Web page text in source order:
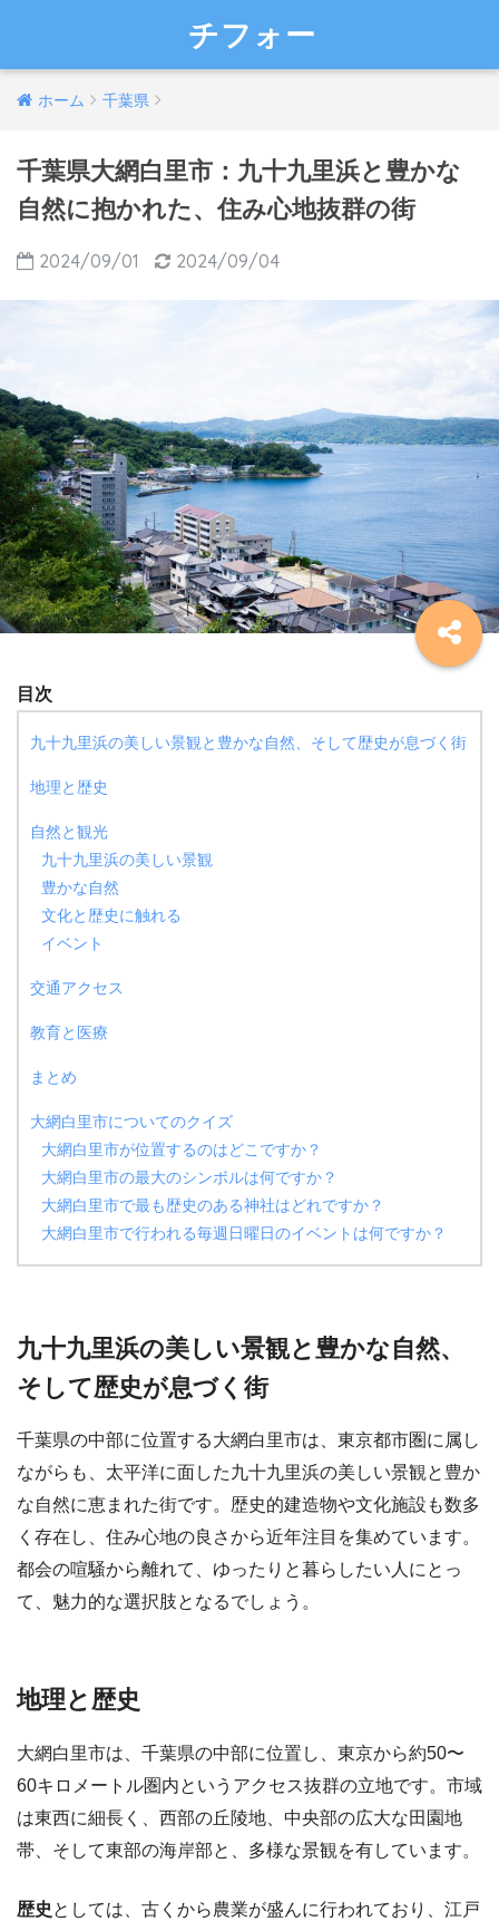
チフォー
ホーム 千葉県
千葉県大網白里市：九十九里浜と豊かな
自然に抱かれた、住み心地抜群の街
2024/09/01 2024/09/04
目次
九十九里浜の美しい景観と豊かな自然、そして歴史が息づく街
地理と歴史
自然と観光
九十九里浜の美しい景観
豊かな自然
文化と歴史に触れる
イベント
交通アクセス
教育と医療
まとめ
大網白里市についてのクイズ
大網白里市が位置するのはどこですか？
大網白里市の最大のシンボルは何ですか？
大網白里市で最も歴史のある神社はどれですか？
大網白里市で行われる毎週日曜日のイベントは何ですか？
九十九里浜の美しい景観と豊かな自然、
そして歴史が息づく街
千葉県の中部に位置する大網白里市は、東京都市圏に属し
ながらも、太平洋に面した九十九里浜の美しい景観と豊か
な自然に恵まれた街です。歴史的建造物や文化施設も数多
く存在し、住み心地の良さから近年注目を集めています。
都会の喧騒から離れて、ゆったりと暮らしたい人にとっ
て、魅力的な選択肢となるでしょう。
地理と歴史
大網白里市は、千葉県の中部に位置し、東京から約50〜
60キロメートル圏内というアクセス抜群の立地です。市域
は東西に細長く、西部の丘陵地、中央部の広大な田園地
帯、そして東部の海岸部と、多様な景観を有しています。
歴史 としては、古くから農業が盛んに行われており、江戸